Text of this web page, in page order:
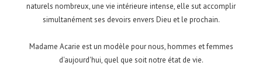
naturels nombreux, une vie intérieure intense, elle sut accomplir
simultanément ses devoirs envers Dieu et le prochain.
Madame Acarie est un modèle pour nous, hommes et femmes
d'aujourd'hui, quel que soit notre état de vie.